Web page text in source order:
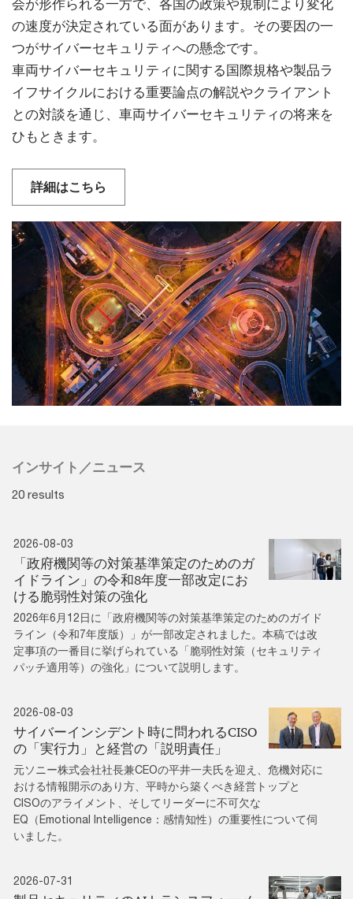
会が形作られる一方で、各国の政策や規制により変化
の速度が決定されている面があります。その要因の一
つがサイバーセキュリティへの懸念です。
車両サイバーセキュリティに関する国際規格や製品ラ
イフサイクルにおける重要論点の解説やクライアント
との対談を通じ、車両サイバーセキュリティの将来を
ひもときます。
詳細はこちら
インサイト／ニュース
20 results
2026-08-03
「政府機関等の対策基準策定のためのガ
イドライン」の令和8年度一部改定にお
ける脆弱性対策の強化
2026年6月12日に「政府機関等の対策基準策定のためのガイド
ライン（令和7年度版）」が一部改定されました。本稿では改
定事項の一番目に挙げられている「脆弱性対策（セキュリティ
パッチ適用等）の強化」について説明します。
2026-08-03
サイバーインシデント時に問われるCISO
の「実行力」と経営の「説明責任」
元ソニー株式会社社長兼CEOの平井一夫氏を迎え、危機対応に
おける情報開示のあり方、平時から築くべき経営トップと
CISOのアライメント、そしてリーダーに不可欠な
EQ（Emotional Intelligence：感情知性）の重要性について伺
いました。
2026-07-31